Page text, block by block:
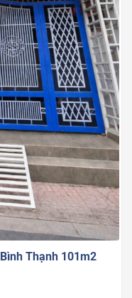
Thạnh 101m2